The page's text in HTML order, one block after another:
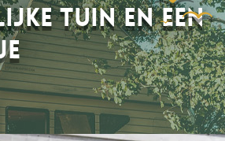
tuin en een